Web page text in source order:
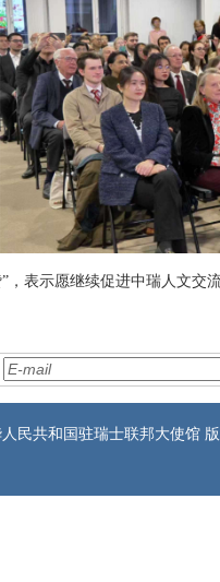
，表示愿继续促进中瑞人文交
民共和国驻瑞士联邦大使馆